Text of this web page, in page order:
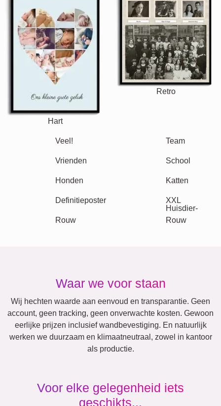
Hart
Retro
Team
Vrienden School